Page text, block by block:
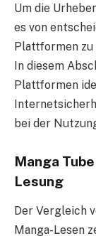
Um die
es von
Plattformen zu
In diesem
Plattformen
bei der
Manga
Lesung
Der Vergleich
Manga-Lesen